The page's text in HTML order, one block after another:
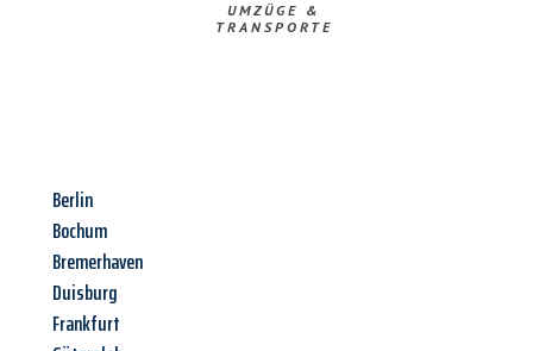
UMZÜGE &
TRANSPORTE
Berlin
Bochum
Bremerhaven
Duisburg
Frankfurt